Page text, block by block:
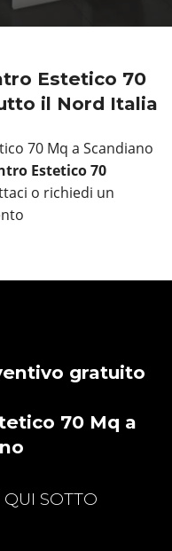
Estetico 70
il Nord Italia
70 Mq a Scandiano
Estetico 70
o richiedi un
gratuito
70 Mq a
SOTTO